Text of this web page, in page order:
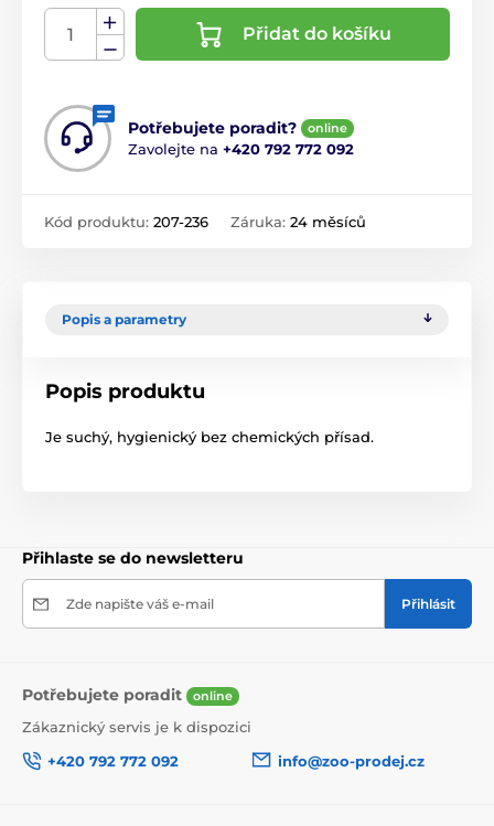
Přidat do košíku
Potřebujete poradit? online
Zavolejte na +420 792 772 092
Kód produktu: 207-236 Záruka: 24 měsíců
Popis a parametry
Popis produktu
Je suchý, hygienický bez chemických přísad.
Přihlaste se do newsletteru
Zde napište váš e-mail Přihlásit
Potřebujete poradit online
Zákaznický servis je k dispozici
+420 792 772 092
info@zoo-prodej.cz